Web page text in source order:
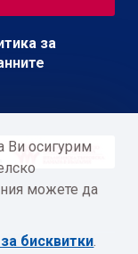
за
Ви осигурим
можете да
бисквитки.